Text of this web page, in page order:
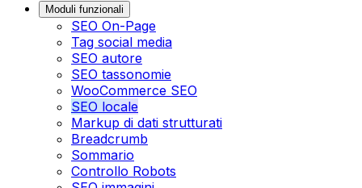
Moduli funzionali
SEO On-Page
Tag social media
SEO autore
SEO tassonomie
WooCommerce SEO
SEO locale
Markup di dati strutturati
Breadcrumb
Sommario
Controllo Robots